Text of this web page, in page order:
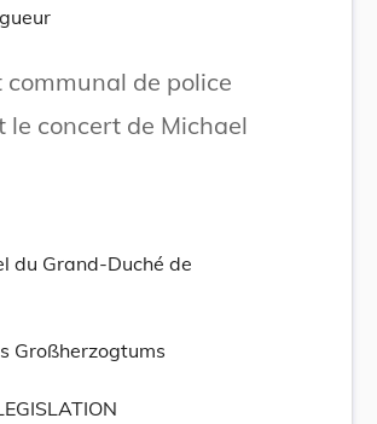
communal de police
le concert de Michael
du Grand-Duché de
Großherzogtums